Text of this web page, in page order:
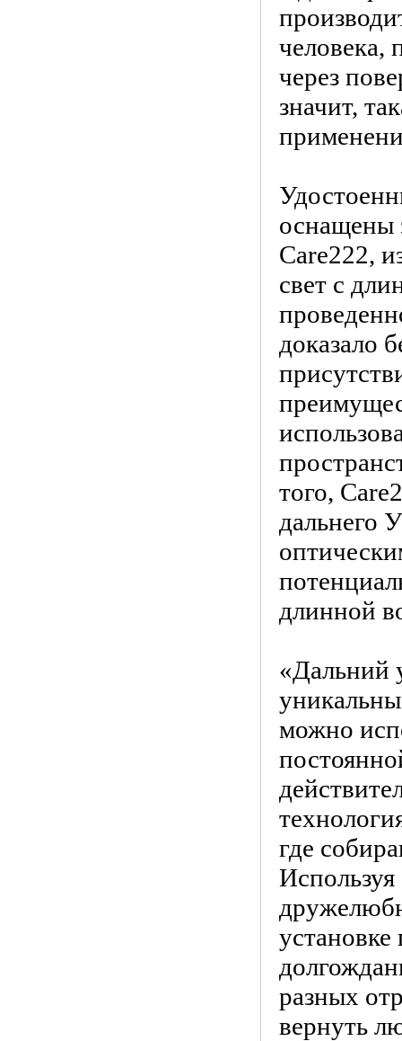
человека,
через
значит,
оснащены
Care222,
свет с
доказало
того,
дальнего
длинной
«Дальний
можно
где
установке
разных
вернуть